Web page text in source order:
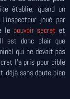
établie, quand on
joué par
le pouvoir secret et
est donc clair que
qui ne devait pas
l'a pris pour cible
déjà sans doute bien